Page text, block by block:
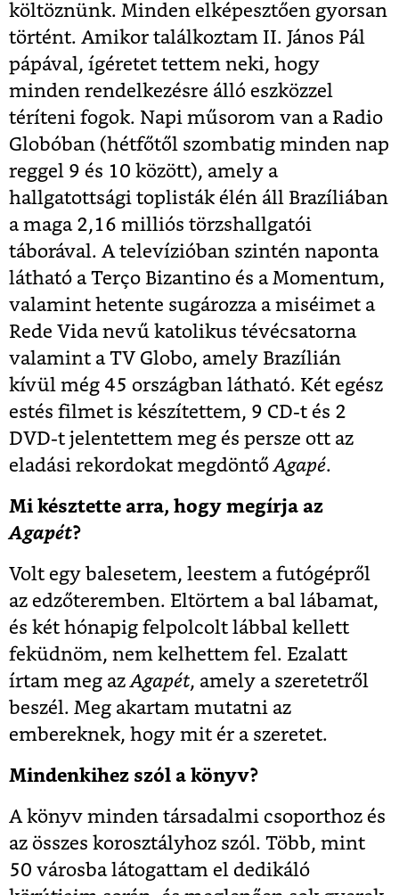
költöznünk. Minden elképesztően gyorsan
történt. Amikor találkoztam II. János Pál
pápával, ígéretet tettem neki, hogy
minden rendelkezésre álló eszközzel
téríteni fogok. Napi műsorom van a Radio
Globóban (hétfőtől szombatig minden nap
reggel 9 és 10 között), amely a
hallgatottsági toplisták élén áll Brazíliában
a maga 2,16 milliós törzshallgatói
táborával. A televízióban szintén naponta
látható a Terço Bizantino és a Momentum,
valamint hetente sugározza a miséimet a
Rede Vida nevű katolikus tévécsatorna
valamint a TV Globo, amely Brazílián
kívül még 45 országban látható. Két egész
estés filmet is készítettem, 9 CD-t és 2
DVD-t jelentettem meg és persze ott az
eladási rekordokat megdöntő Agapé.
Mi késztette arra, hogy megírja az
Agapét?
Volt egy balesetem, leestem a futógépről
az edzőteremben. Eltörtem a bal lábamat,
és két hónapig felpolcolt lábbal kellett
feküdnöm, nem kelhettem fel. Ezalatt
írtam meg az Agapét, amely a szeretetről
beszél. Meg akartam mutatni az
embereknek, hogy mit ér a szeretet.
Mindenkihez szól a könyv?
A könyv minden társadalmi csoporthoz és
az összes korosztályhoz szól. Több, mint
50 városba látogattam el dedikáló